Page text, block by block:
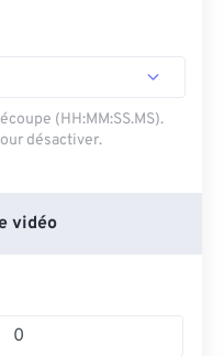
(HH:MM:SS.MS).
désactiver.
vidéo